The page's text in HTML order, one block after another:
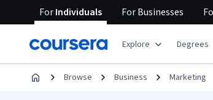
ForIndividuals ForBusinesses
Explore Degrees
Browse Business Marketing